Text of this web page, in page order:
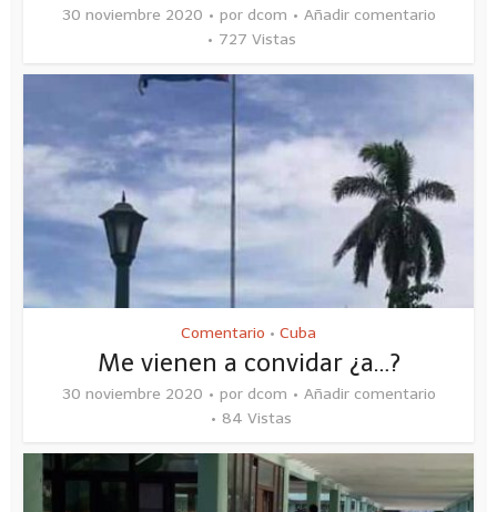
30 noviembre 2020 por dcom
Añadir comentario
727 Vistas
Comentario • Cuba
Me vienen a convidar ¿a…?
30 noviembre 2020 por dcom
Añadir comentario
84 Vistas